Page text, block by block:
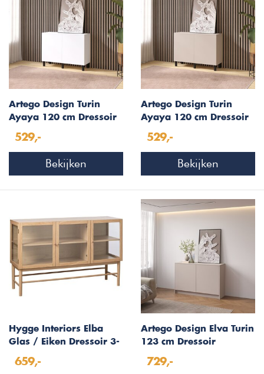
Artego Design Turin
Ayaya 120 cm Dressoir
529,-
Bekijken
Artego Design Turin
Ayaya 120 cm Dressoir
529,-
Bekijken
Hygge Interiors Elba
Glas / Eiken Dressoir 3-
659,-
Artego Design Elva Turin
123 cm Dressoir
729,-